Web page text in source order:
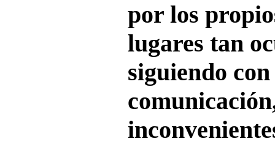
por los
lugares tan
siguiendo